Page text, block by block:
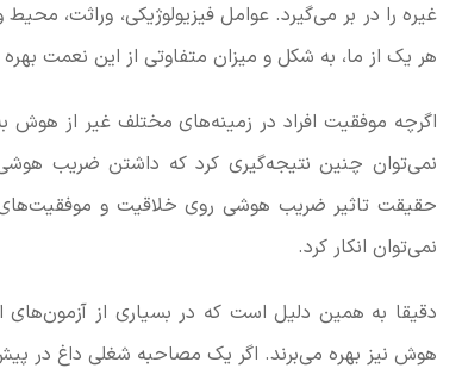
غیره را در بر می‌گیرد. عوامل فیزیولوژیکی، وراثت،
هر یک از ما، به شکل و میزان متفاوتی از این نعمت بهره
اگرچه موفقیت افراد در زمینه‌های مختلف غیر از هوش
حقیقت تاثیر ضریب هوشی روی خلاقیت و موفقیت‌های
نمی‌توان انکار کرد.
دقیقا به همین دلیل است که در بسیاری از آزمون‌های
هوش نیز بهره می‌برند. اگر یک مصاحبه شغلی داغ در پیش